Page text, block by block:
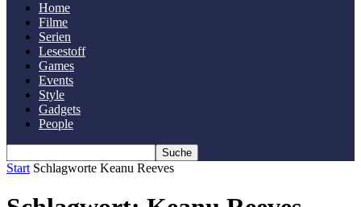
Home
Filme
Serien
Lesestoff
Games
Events
Style
Gadgets
People
Start Schlagworte Keanu Reeves